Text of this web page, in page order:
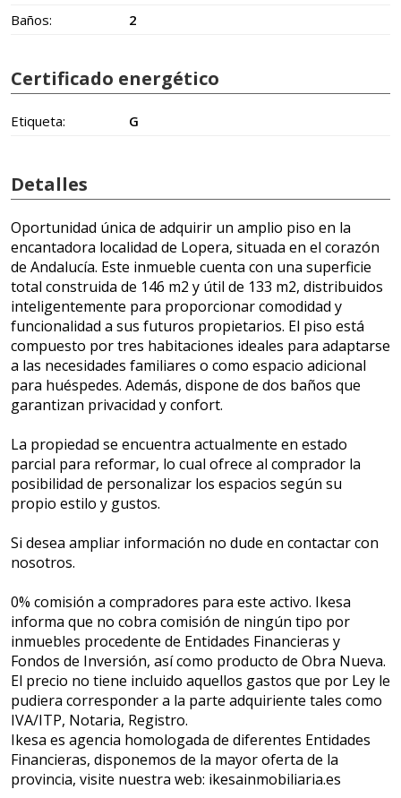
Baños:
2
Certificado energético
Etiqueta: G
Detalles
Oportunidad única de adquirir un amplio piso en la
encantadora localidad de Lopera, situada en el corazón
de Andalucía. Este inmueble cuenta con una superficie
total construida de 146 m2 y útil de 133 m2, distribuidos
inteligentemente para proporcionar comodidad y
funcionalidad a sus futuros propietarios. El piso está
compuesto por tres habitaciones ideales para adaptarse
a las necesidades familiares o como espacio adicional
para huéspedes. Además, dispone de dos baños que
garantizan privacidad y confort.
La propiedad se encuentra actualmente en estado
parcial para reformar, lo cual ofrece al comprador la
posibilidad de personalizar los espacios según su
propio estilo y gustos.
Si desea ampliar información no dude en contactar con
nosotros.
0% comisión a compradores para este activo. Ikesa
informa que no cobra comisión de ningún tipo por
inmuebles procedente de Entidades Financieras y
Fondos de Inversión, así como producto de Obra Nueva.
El precio no tiene incluido aquellos gastos que por Ley le
pudiera corresponder a la parte adquiriente tales como
IVA/ITP, Notaria, Registro.
Ikesa es agencia homologada de diferentes Entidades
Financieras, disponemos de la mayor oferta de la
provincia, visite nuestra web: ikesainmobiliaria.es